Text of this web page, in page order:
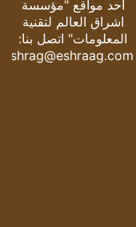
أحد مواقع "مؤسسة
اشراق العالم لتقنية
المعلومات" اتصل بنا:
eshrag@eshraag.com